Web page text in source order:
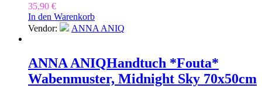
35,90 €
In den Warenkorb
Vendor:
ANNA ANIQ
ANNA ANIQHandtuch *Fouta*
Wabenmuster, Midnight Sky 70x50cm